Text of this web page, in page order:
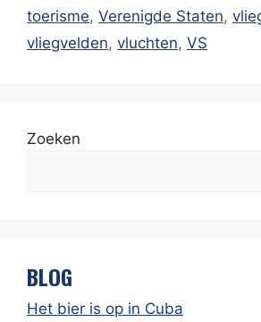
toerisme, Verenigde Staten,
vliegvelden, vluchten, VS
Zoeken
BLOG
Het bier is op in Cuba